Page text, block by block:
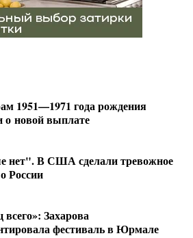
1951—1971 года рождения
о новой выплате
нет". В США сделали тревожное
России
всего»: Захарова
фестиваль в Юрмале